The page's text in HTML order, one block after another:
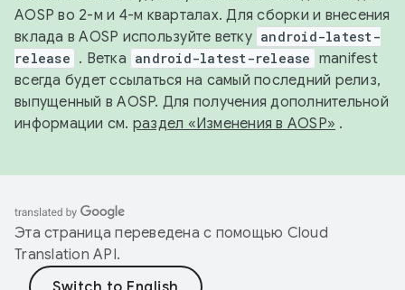
AOSP во 2-м и 4-м кварталах. Для сборки и внесения
вклада в AOSP используйте ветку android-latest-
release . Ветка android-latest-release manifest
всегда будет ссылаться на самый последний релиз,
выпущенный в AOSP. Для получения дополнительной
информации см. раздел «Изменения в AOSP» .
Эта страница переведена с помощью Cloud
Translation API.